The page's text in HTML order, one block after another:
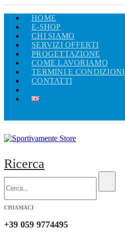
HOME
E-SHOP
CHI SIAMO
SERVIZI OFFERTI
PROGETTAZIONE
COME LAVORIAMO
TERMINI E CONDIZIONI
CONTATTI
Ricerca
CHIAMACI
+39 059 9774495